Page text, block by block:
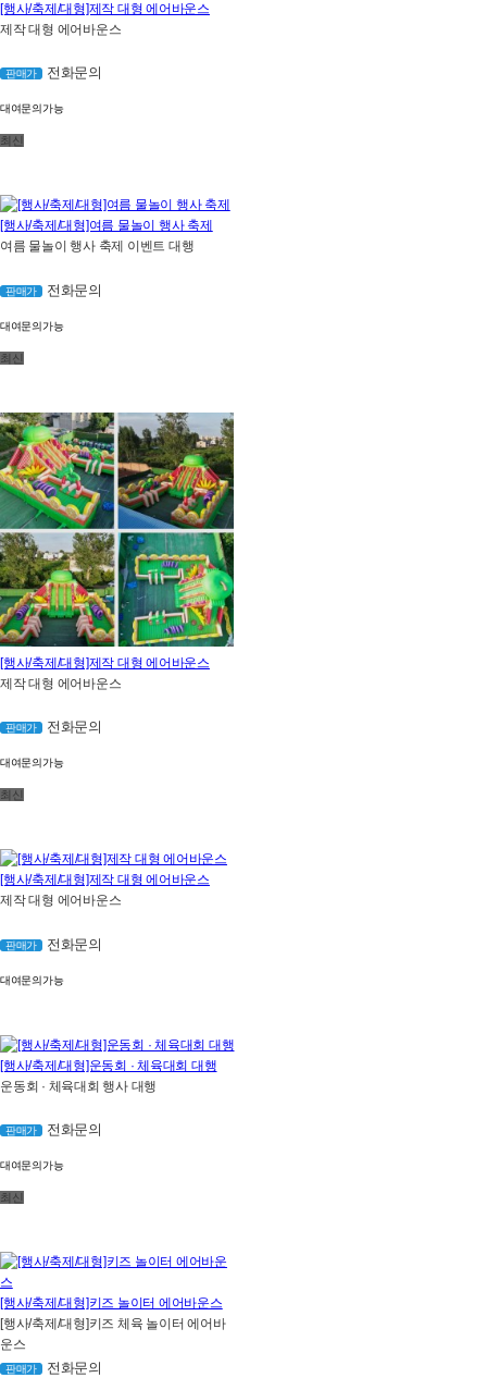
[행사/축제/대형]제작 대형 에어바운스
제작 대형 에어바운스
판매가 전화문의
대여문의가능
최신
[행사/축제/대형]여름 물놀이 행사 축제
여름 물놀이 행사 축제 이벤트 대행
판매가 전화문의
대여문의가능
최신
[행사/축제/대형]제작 대형 에어바운스
제작 대형 에어바운스
판매가 전화문의
대여문의가능
최신
[행사/축제/대형]제작 대형 에어바운스
제작 대형 에어바운스
판매가 전화문의
대여문의가능
[행사/축제/대형]운동회 · 체육대회 대행
운동회 · 체육대회 행사 대행
판매가 전화문의
대여문의가능
최신
[행사/축제/대형]키즈 놀이터 에어바운스
[행사/축제/대형]키즈 체육 놀이터 에어바
운스
판매가 전화문의